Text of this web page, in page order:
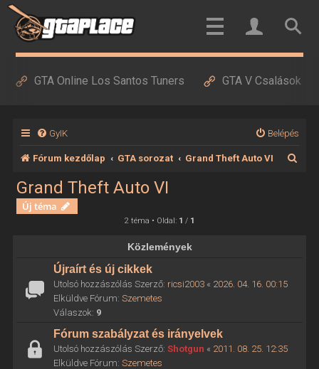
GTA Online Los Santos Tuners GTA V Csalások
GyIK Belépés
Fórum kezdőlap GTA sorozat Grand Theft Auto VI
Grand Theft Auto VI
Új téma
2 téma • Oldal: 1 / 1
Közlemények
Újraírt és új cikkek
Utolsó hozzászólás Szerző: ricsi2003« 2026. 04. 16. 00:15
Elküldve Fórum: Szemetes
Válaszok: 9
Fórum szabályzat és irányelvek
Utolsó hozzászólás Szerző: Shotgun « 2011. 08. 25. 12:35
Elküldve Fórum: Szemetes